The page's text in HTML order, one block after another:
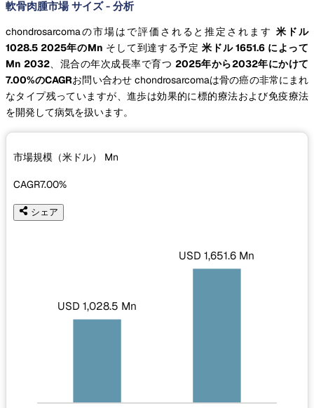
軟骨肉腫市場 サイズ - 分析
chondrosarcomaの市場はで評価されると推定されます米ドル
1028.5 2025年のMn そして到達する予定米ドル 1651.6 によって
Mn 2032、混合の年次成長率で育つ 2025年から2032年にかけて
7.00%のCAGRお問い合わせ chondrosarcomaは骨の癌の非常にまれ
なタイプ残っていますが、進歩は効果的に標的療法および免疫療法
を開発して病気を扱います。
市場規模（米ドル） Mn
CAGR7.00%
シェア
USD 1,028.5 Mn
USD 1,651.6 Mn